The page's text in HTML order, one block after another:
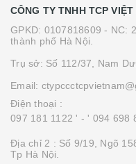
CÔNG TY TNHH TCP VIỆT
GPKD: 0107818609 - NC:
thành phố Hà Nội.
Trụ sở: Số 112/37, Nam
Email:
Điện thoại :
097 181 1122 ' - ' 094 698
Địa chỉ 2 : Số 9/19, Ngõ
Tp Hà Nội.